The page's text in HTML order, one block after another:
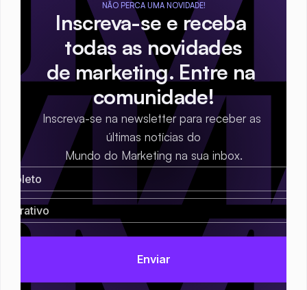
NÃO PERCA UMA NOVIDADE!
Inscreva-se e receba
todas as novidades
de marketing. Entre na
comunidade!
Inscreva-se na newsletter para receber as
últimas notícias do
Mundo do Marketing na sua inbox.